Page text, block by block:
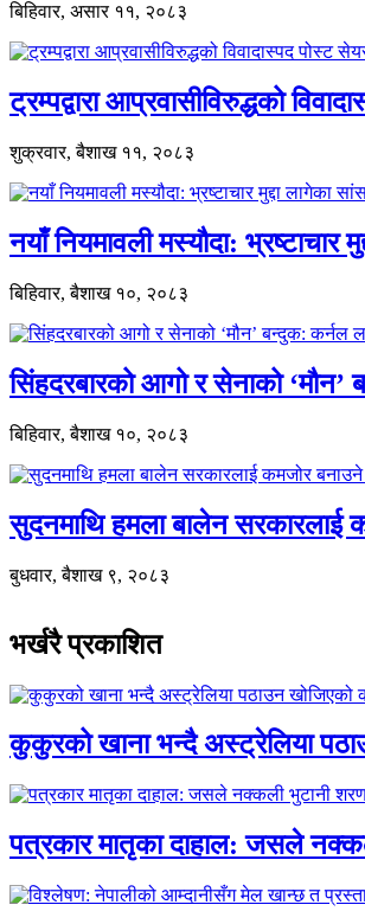
बिहिवार, असार ११, २०८३
ट्रम्पद्वारा आप्रवासीविरुद्धको
शुक्रवार, बैशाख ११, २०८३
नयाँ नियमावली मस्यौदा:
बिहिवार, बैशाख १०, २०८३
सिंहदरबारको आगो र सेनाको
बिहिवार, बैशाख १०, २०८३
सुदनमाथि हमला बालेन
बुधवार, बैशाख ९, २०८३
भर्खरै प्रकाशित
कुकुरको खाना भन्दै अस्ट्रेलिया
पत्रकार मातृका दाहाल: जसले